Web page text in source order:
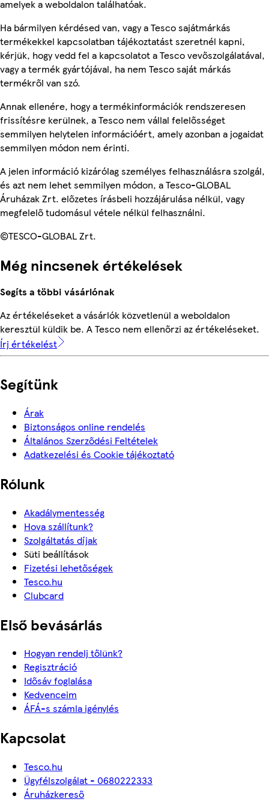
amelyek a weboldalon találhatóak.
Ha bármilyen kérdésed van, vagy a Tesco sajátmárkás
termékekkel kapcsolatban tájékoztatást szeretnél kapni,
kérjük, hogy vedd fel a kapcsolatot a Tesco vevőszolgálatával,
vagy a termék gyártójával, ha nem Tesco saját márkás
termékről van szó.
Annak ellenére, hogy a termékinformációk rendszeresen
frissítésre kerülnek, a Tesco nem vállal felelősséget
semmilyen helytelen információért, amely azonban a jogaidat
semmilyen módon nem érinti.
A jelen információ kizárólag személyes felhasználásra szolgál,
és azt nem lehet semmilyen módon, a Tesco-GLOBAL
Áruházak Zrt. előzetes írásbeli hozzájárulása nélkül, vagy
megfelelő tudomásul vétele nélkül felhasználni.
©TESCO-GLOBAL Zrt.
Még nincsenek értékelések
Segíts a többi vásárlónak
Az értékeléseket a vásárlók közvetlenül a weboldalon
keresztül küldik be. A Tesco nem ellenőrzi az értékeléseket.
Írj értékelést
Segítünk
Árak
Biztonságos online rendelés
Általános Szerződési Feltételek
Adatkezelési és Cookie tájékoztató
Rólunk
Akadálymentesség
Hova szállítunk?
Szolgáltatás díjak
Süti beállítások
Fizetési lehetőségek
Tesco.hu
Clubcard
Első bevásárlás
Hogyan rendelj tőlünk?
Regisztráció
Idősáv foglalása
Kedvenceim
ÁFÁ-s számla igénylés
Kapcsolat
Tesco.hu
Ügyfélszolgálat - 0680222333
Áruházkereső